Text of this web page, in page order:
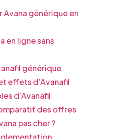
générique en
en ligne sans
générique
effets d’Avanafil
d’Avanafil
des offres
pas cher ?